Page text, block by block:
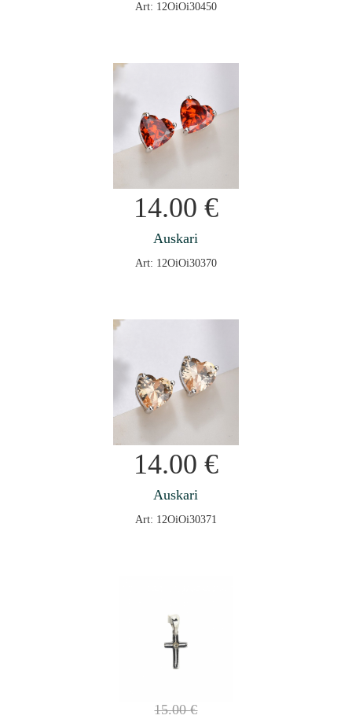
Art: 12OiOi30450
14.00 €
Auskari
Art: 12OiOi30370
14.00 €
Auskari
Art: 12OiOi30371
15.00€